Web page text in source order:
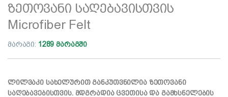
ზეთოვანი საღებავისთვის
Microfiber Felt
მარაგი: 1289 მარაგში
ლილვაკი სახელურით განკუთვნილია ზეთოვანი
საღებავებისთვის. მდგრადია ცვეთისა და გამხსნელების